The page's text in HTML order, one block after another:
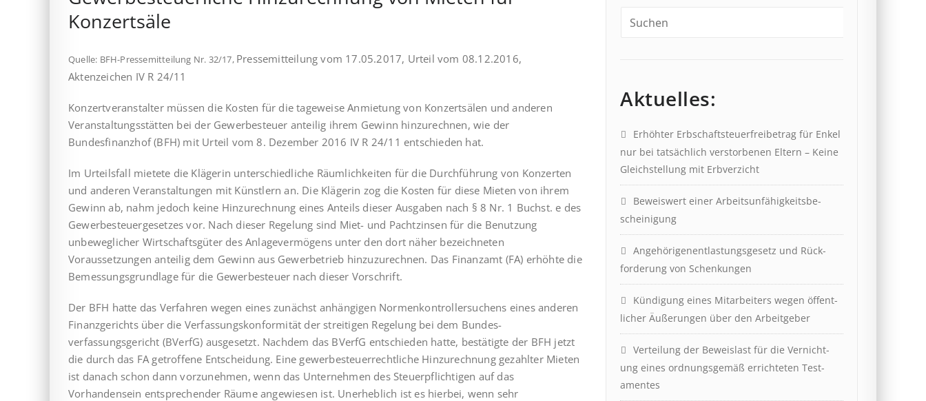
Konzertsäle
Quelle: BFH-Pressemitteilung Nr. 32/17, Pressemitteilung vom 17.05.2017, Urteil vom 08.12.2016,
Aktenzeichen IV R 24/11
Konzertveranstalter müssen die Kosten für die tageweise Anmietung von Konzertsälen und anderen
Veranstaltungsstätten bei der Gewerbesteuer anteilig ihrem Gewinn hinzurechnen, wie der
Bundesfinanzhof (BFH) mit Urteil vom 8. Dezember 2016 IV R 24/11 entschieden hat.
Im Urteilsfall mietete die Klägerin unterschiedliche Räum­lich­kei­ten für die Durchführung von Konzerten
und anderen Ver­an­stal­tun­gen mit Künstlern an. Die Klägerin zog die Kosten für diese Mieten von ihrem
Gewinn ab, nahm jedoch keine Hinzu­rech­nung eines Anteils dieser Ausgaben nach § 8 Nr. 1 Buchst. e des
Gewerbesteuergesetzes vor. Nach dieser Regelung sind Miet- und Pachtzinsen für die Benutzung
unbeweglicher Wirtschaftsgüter des Anlagevermögens unter den dort näher bezeichneten
Voraussetzungen anteilig dem Gewinn aus Gewerbetrieb hinzuzurechnen. Das Finanzamt (FA) erhöhte die
Bemessungsgrundlage für die Gewerbesteuer nach dieser Vorschrift.
Der BFH hatte das Verfahren wegen eines zunächst anhängigen Normenkontrollersuchens eines anderen
Finanzgerichts über die Verfassungskonformität der streitigen Regelung bei dem Bun­des­
verfassungsgericht (BVerfG) ausgesetzt. Nachdem das BVerfG entschieden hatte, bestätigte der BFH jetzt
die durch das FA getroffene Entscheidung. Eine gewerbesteuerrechtliche Hinzurechnung gezahlter Mieten
ist danach schon dann vor­zu­neh­men, wenn das Unternehmen des Steuerpflichtigen auf das
Vorhandensein entsprechender Räume angewiesen ist. Un­er­heb­lich ist es hierbei, wenn sehr
Aktuelles:
Erhöhter Erb­schaft­steuer­frei­be­trag für Enkel
nur bei tat­säch­lich ver­storb­en­en Eltern – Keine
Gleich­stell­ung mit Erb­verzicht
Beweis­wert einer Arbeits­un­fähig­keits­be­
scheinig­ung
Angehörigenent­lastungs­ge­setz und Rück­
ford­er­ung von Schenk­ung­en
Kündigung eines Mit­ar­beit­ers wegen öffent­
lich­er Äuß­er­ung­en über den Ar­beit­geber
Ver­teil­ung der Be­weis­last für die Ver­nicht­
ung eines ord­nungs­ge­mäß er­richt­et­en Test­
ament­es